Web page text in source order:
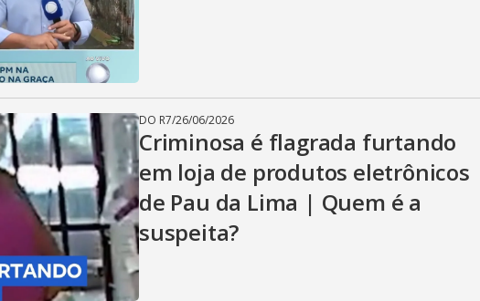
DO R7/26/06/2026
Criminosa é flagrada furtando
em loja de produtos eletrônicos
de Pau da Lima | Quem é a
suspeita?